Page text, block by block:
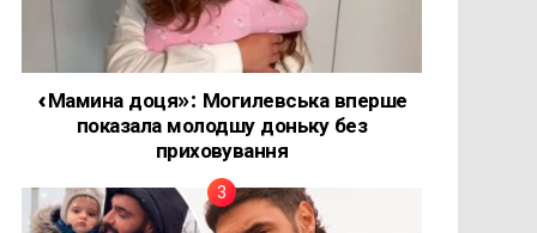
«Мамина доця»: Могилевська вперше
показала молодшу доньку без
приховування